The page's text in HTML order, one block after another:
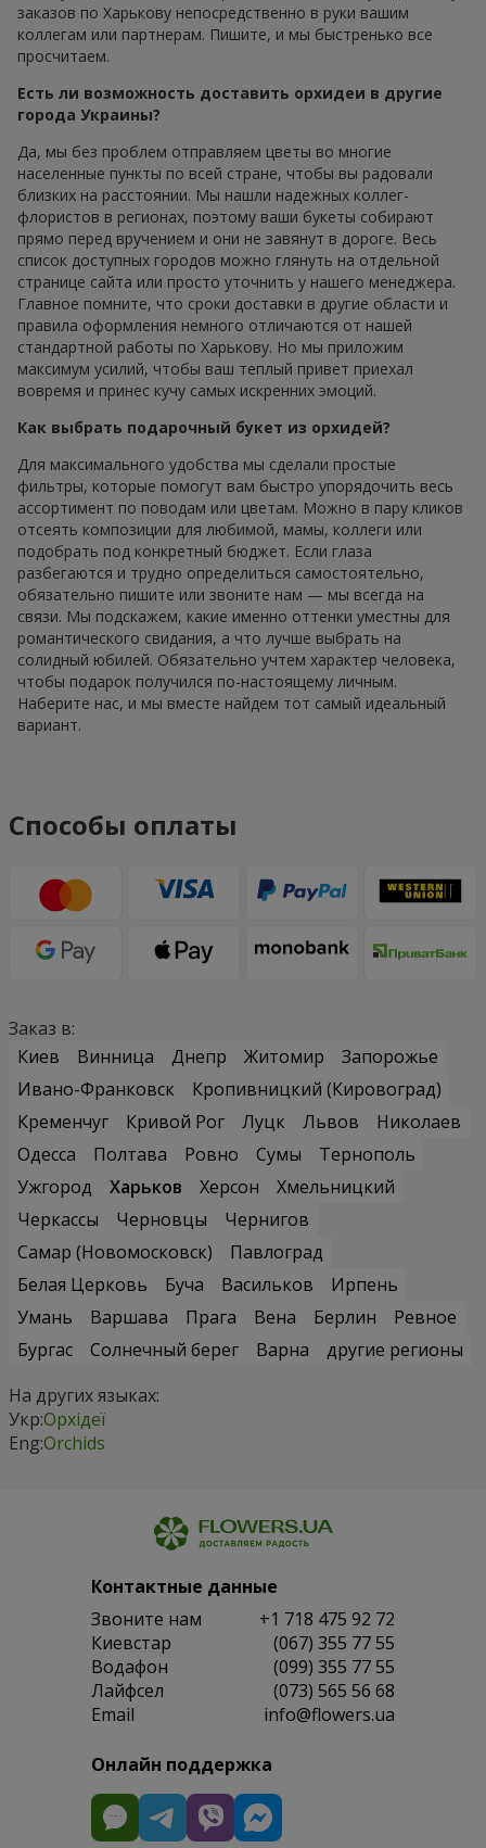
заказов по Харькову непосредственно в руки вашим
коллегам или партнерам. Пишите, и мы быстренько все
просчитаем.
Есть ли возможность доставить орхидеи в другие
города Украины?
Да, мы без проблем отправляем цветы во многие
населенные пункты по всей стране, чтобы вы радовали
близких на расстоянии. Мы нашли надежных коллег-
флористов в регионах, поэтому ваши букеты собирают
прямо перед вручением и они не завянут в дороге. Весь
список доступных городов можно глянуть на отдельной
странице сайта или просто уточнить у нашего менеджера.
Главное помните, что сроки доставки в другие области и
правила оформления немного отличаются от нашей
стандартной работы по Харькову. Но мы приложим
максимум усилий, чтобы ваш теплый привет приехал
вовремя и принес кучу самых искренних эмоций.
Как выбрать подарочный букет из орхидей?
Для максимального удобства мы сделали простые
фильтры, которые помогут вам быстро упорядочить весь
ассортимент по поводам или цветам. Можно в пару кликов
отсеять композиции для любимой, мамы, коллеги или
подобрать под конкретный бюджет. Если глаза
разбегаются и трудно определиться самостоятельно,
обязательно пишите или звоните нам — мы всегда на
связи. Мы подскажем, какие именно оттенки уместны для
романтического свидания, а что лучше выбрать на
солидный юбилей. Обязательно учтем характер человека,
чтобы подарок получился по-настоящему личным.
Наберите нас, и мы вместе найдем тот самый идеальный
вариант.
Способы оплаты
Заказ в:
Киев
Винница Днепр Житомир
Запорожье
Ивано-Франковск
Кропивницкий (Кировоград)
Кременчуг
Кривой Рог Луцк Львов
Николаев
Одесса
Полтава Ровно Сумы
Тернополь
Ужгород
Харьков Херсон
Хмельницкий
Черкассы
Черновцы
Чернигов
Самар (Новомосковск)
Павлоград
Белая Церковь
Буча Васильков
Ирпень
Умань
Варшава Прага Вена Берлин
Ревное
Бургас
Солнечный берег Варна
другие регионы
На других языках:
Укр:Орхідеї
Eng:Orchids
Контактные данные
Звоните нам
+1 718 475 92 72
Киевстар
(067) 355 77 55
Водафон
(099) 355 77 55
Лайфсел
(073) 565 56 68
Email
info@flowers.ua
Онлайн поддержка